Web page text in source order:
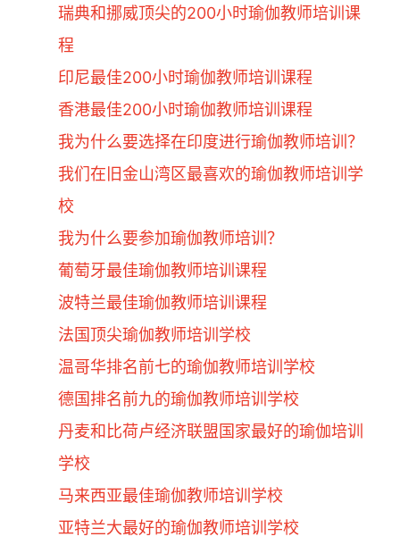
瑞典和挪威顶尖的200小时瑜伽教师培训课
程
印尼最佳200小时瑜伽教师培训课程
香港最佳200小时瑜伽教师培训课程
我为什么要选择在印度进行瑜伽教师培训？
我们在旧金山湾区最喜欢的瑜伽教师培训学
校
我为什么要参加瑜伽教师培训？
葡萄牙最佳瑜伽教师培训课程
波特兰最佳瑜伽教师培训课程
法国顶尖瑜伽教师培训学校
温哥华排名前七的瑜伽教师培训学校
德国排名前九的瑜伽教师培训学校
丹麦和比荷卢经济联盟国家最好的瑜伽培训
学校
马来西亚最佳瑜伽教师培训学校
亚特兰大最好的瑜伽教师培训学校